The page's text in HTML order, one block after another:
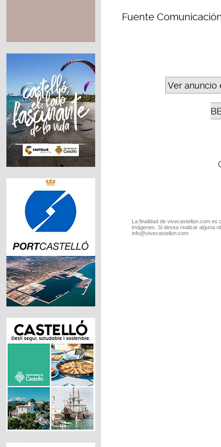
Fuente
Ver anuncio
La finalidad de vivecastellon.com
imágenes. Si desea realizar alguna
info@vivecastellon.com